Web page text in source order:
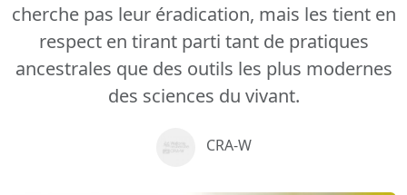
cherche pas leur éradication, mais les tient en
respect en tirant parti tant de pratiques
ancestrales que des outils les plus modernes
des sciences du vivant.
CRA-W